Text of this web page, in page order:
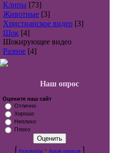
Клипы [73]
Животные [3]
Христианское видео [3]
Шок [4]
Шокирующее видео
Разное [4]
Наш опрос
Оцените наш сайт
Отлично
Хорошо
Неплохо
Плохо
[ Результаты· Архив опросов]